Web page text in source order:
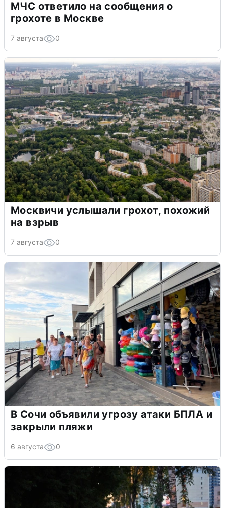
МЧС ответило на сообщения о
грохоте в Москве
7 августа 0
Москвичи услышали грохот, похожий
на взрыв
7 августа 0
В Сочи объявили угрозу атаки БПЛА и
закрыли пляжи
6 августа 0